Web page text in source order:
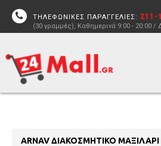
ΤΗΛΕΦΩΝΙΚΕΣ ΠΑΡΑΓΓΕΛΙΕΣ: 211-
(30 γραμμές), Καθημερινά 9:00 - 20:00 /
ARNAV ΔΙΑΚΟΣΜΗΤΙΚΟ ΜΑΞΙΛΑΡΙ